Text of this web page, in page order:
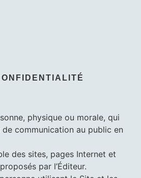
physique ou morale, qui
communication au public en
des sites, pages Internet et
par l’Éditeur.